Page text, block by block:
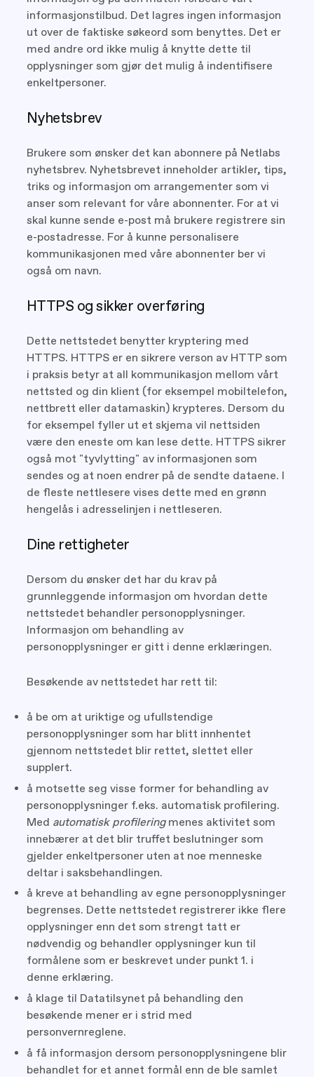
informasjonstilbud. Det lagres ingen informasjon
ut over de faktiske søkeord som benyttes. Det er
med andre ord ikke mulig å knytte dette til
opplysninger som gjør det mulig å indentifisere
enkeltpersoner.
Nyhetsbrev
Brukere som ønsker det kan abonnere på Netlabs
nyhetsbrev. Nyhetsbrevet inneholder artikler, tips,
triks og informasjon om arrangementer som vi
anser som relevant for våre abonnenter. For at vi
skal kunne sende e-post må brukere registrere sin
e-postadresse. For å kunne personalisere
kommunikasjonen med våre abonnenter ber vi
også om navn.
HTTPS og sikker overføring
Dette nettstedet benytter kryptering med
HTTPS. HTTPS er en sikrere verson av HTTP som
i praksis betyr at all kommunikasjon mellom vårt
nettsted og din klient (for eksempel mobiltelefon,
nettbrett eller datamaskin) krypteres. Dersom du
for eksempel fyller ut et skjema vil nettsiden
være den eneste om kan lese dette. HTTPS sikrer
også mot "tyvlytting" av informasjonen som
sendes og at noen endrer på de sendte dataene. I
de fleste nettlesere vises dette med en grønn
hengelås i adresselinjen i nettleseren.
Dine rettigheter
Dersom du ønsker det har du krav på
grunnleggende informasjon om hvordan dette
nettstedet behandler personopplysninger.
Informasjon om behandling av
personopplysninger er gitt i denne erklæringen.
Besøkende av nettstedet har rett til:
å be om at uriktige og ufullstendige
personopplysninger som har blitt innhentet
gjennom nettstedet blir rettet, slettet eller
supplert.
å motsette seg visse former for behandling av
personopplysninger f.eks. automatisk profilering.
Med automatisk profileringmenes aktivitet som
innebærer at det blir truffet beslutninger som
gjelder enkeltpersoner uten at noe menneske
deltar i saksbehandlingen.
å kreve at behandling av egne personopplysninger
begrenses. Dette nettstedet registrerer ikke flere
opplysninger enn det som strengt tatt er
nødvendig og behandler opplysninger kun til
formålene som er beskrevet under punkt 1. i
denne erklæring.
å klage til Datatilsynet på behandling den
besøkende mener er i strid med
personvernreglene.
å få informasjon dersom personopplysningene blir
behandlet for et annet formål enn de ble samlet